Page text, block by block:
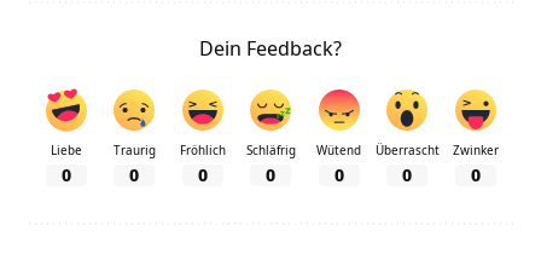
Dein Feedback?
Liebe
0
Traurig
0
Fröhlich
0
Schläfrig
0
Wütend
0
Überrascht
0
Zwinker
0